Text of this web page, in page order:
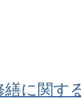
に関す